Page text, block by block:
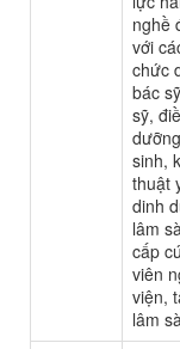
nghề
với
chức
bác
sỹ,
sinh,
thuật
dinh
lâm
cấp
viên
viện,
lâm